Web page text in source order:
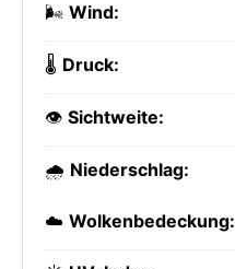
🌬️ Wind:
🌡️ Druck:
👁️ Sichtweite:
🌧️ Niederschlag:
☁️ Wolkenbedeckung: